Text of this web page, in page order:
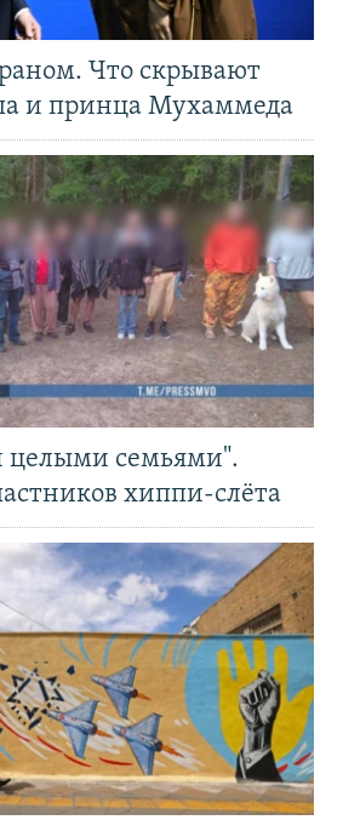
Что скрывают
и принца Мухаммеда
целыми семьями".
хиппи-слёта